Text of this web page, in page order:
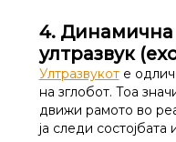
4.
ултразвук
Ултразвукоте
на зглобот. Тоа
движи рамото во
ја следи состојбата